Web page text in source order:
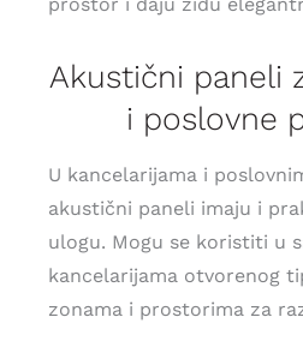
Akustični paneli
i poslovne
U kancelarijama i
akustični paneli imaju i
ulogu. Mogu se koristiti u
kancelarijama otvorenog
zonama i prostorima za